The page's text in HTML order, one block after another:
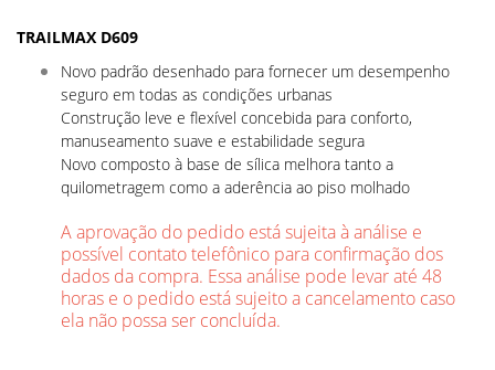
TRAILMAX D609
Novo padrão desenhado para fornecer um desempenho
seguro em todas as condições urbanas
Construção leve e flexível concebida para conforto,
manuseamento suave e estabilidade segura
Novo composto à base de sílica melhora tanto a
quilometragem como a aderência ao piso molhado
A aprovação do pedido está sujeita à análise e
possível contato telefônico para confirmação dos
dados da compra. Essa análise pode levar até 48
horas e o pedido está sujeito a cancelamento caso
ela não possa ser concluída.